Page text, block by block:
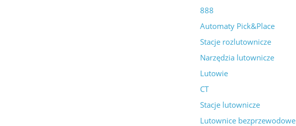
888
Automaty Pick&Place
Stacje rozlutownicze
Narzędzia lutownicze
Lutowie
CT
Stacje lutownicze
Lutownice bezprzewodowe